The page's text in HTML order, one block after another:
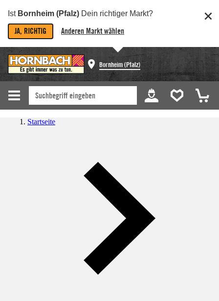
Ist Bornheim (Pfalz) Dein richtiger Markt?
JA, RICHTIG Anderen Markt wählen
Bornheim (Pfalz)
Startseite